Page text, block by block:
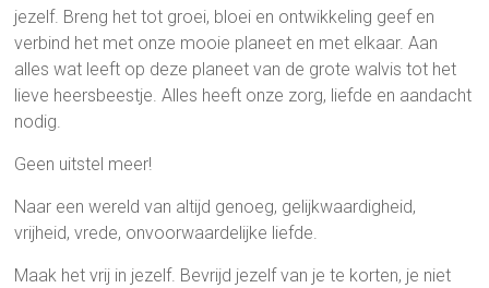
jezelf. Breng het tot groei, bloei en ontwikkeling geef en
verbind het met onze mooie planeet en met elkaar. Aan
alles wat leeft op deze planeet van de grote walvis tot het
lieve heersbeestje. Alles heeft onze zorg, liefde en aandacht
nodig.
Geen uitstel meer!
Naar een wereld van altijd genoeg, gelijkwaardigheid,
vrijheid, vrede, onvoorwaardelijke liefde.
Maak het vrij in jezelf. Bevrijd jezelf van je te korten, je niet